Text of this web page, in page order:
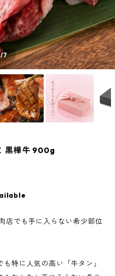
/7
黒樺牛 900g
店でも手に入らない希少部位
特に人気の高い「牛タン」